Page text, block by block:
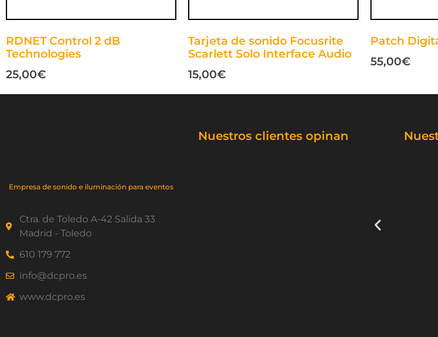
RDNET Control 2 dB
Technologies
25,00€
Tarjeta de sonido Focusrite
Scarlett Solo Interface Audio
15,00€
Patch
55,00€
Empresa de sonido e iluminación para eventos
Ctra. de Toledo A-42 Salida 33
Madrid - Toledo
610 179 772
info@dcpro.es
www.dcpro.es
Nuestros clientes opinan